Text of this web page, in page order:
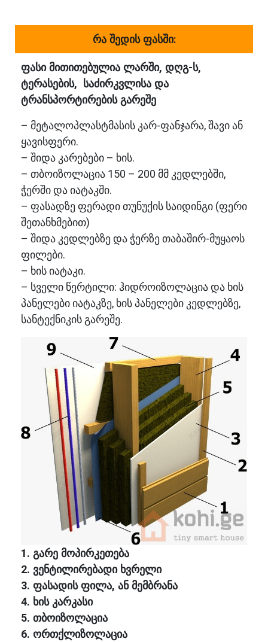
რა შედის ფასში:
ფასი მითითებულია ლარში, დღგ-ს,
ტერასების, საძირკვლისა და
ტრანსპორტირების გარეშე
– მეტალოპლასტმასის კარ-ფანჯარა, შავი ან
ყავისფერი.
– შიდა კარებები – ხის.
– თბოიზოლაცია 150 – 200 მმ კედლებში,
ჭერში და იატაკში.
– ფასადზე ფერადი თუნუქის საიდინგი (ფერი
შეთანხმებით)
– შიდა კედლებზე და ჭერზე თაბაშირ-მუყაოს
ფილები.
– ხის იატაკი.
– სველი წერტილი: ჰიდროიზოლაცია და ხის
პანელები იატაკზე, ხის პანელები კედლებზე,
სანტექნიკის გარეშე.
1. გარე მოპირკეთება
2. ვენტილირებადი ხვრელი
3. ფასადის ფილა, ან მემბრანა
4. ხის კარკასი
5. თბოიზოლაცია
6. ორთქლიზოლაცია